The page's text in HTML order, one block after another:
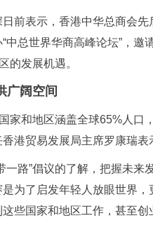
前表示，香港中华总商会
中总世界华商高峰论坛”，
的发展机遇。
广阔空间
家和地区涵盖全球65%人
港贸易发展局主席罗康瑞
一路”倡议的了解，把握未
为了启发年轻人放眼世界
些国家和地区工作，甚至创